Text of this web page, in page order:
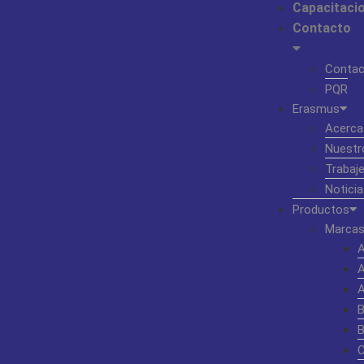
Contacto
PQR
Erasmus
Productos